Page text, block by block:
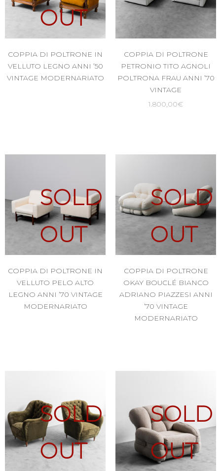
OUT
COPPIA DI POLTRONE IN
VELLUTO LEGNO ANNI ’50
VINTAGE MODERNARIATO
COPPIA DI POLTRONE
PETRONIO TITO AGNOLI
POLTRONA FRAU ANNI ’70
VINTAGE
1.800,00€
SOLD
OUT
COPPIA DI POLTRONE IN
VELLUTO PELO ALTO
LEGNO ANNI ’70 VINTAGE
MODERNARIATO
SOLD
OUT
COPPIA DI POLTRONE
OKAY BOUCLÉ BIANCO
ADRIANO PIAZZESI ANNI
’70 VINTAGE
MODERNARIATO
SOLD
OUT
SOLD
OUT